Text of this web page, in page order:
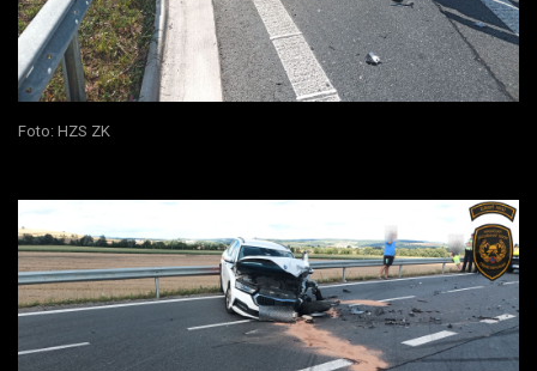
Foto: HZS ZK